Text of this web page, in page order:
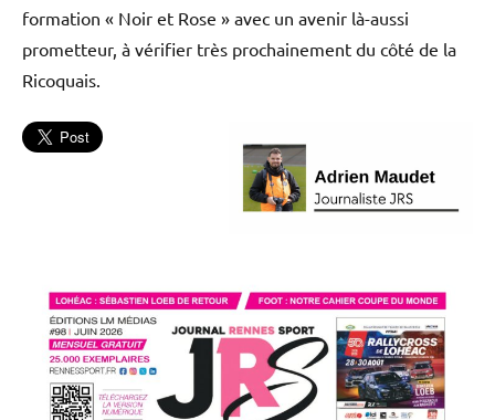
formation « Noir et Rose » avec un avenir là-aussi
prometteur, à vérifier très prochainement du côté de la
Ricoquais.
Grégoire
RMH